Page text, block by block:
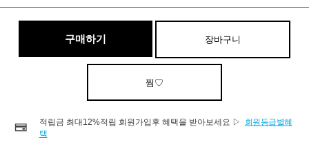
구매하기 장바구니
찜♡
적립금 최대12%적립 회원가입후 혜택을 받아보세요 ▷
회원등급별혜
택